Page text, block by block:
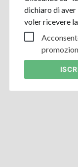
dichiaro di
voler ricevere